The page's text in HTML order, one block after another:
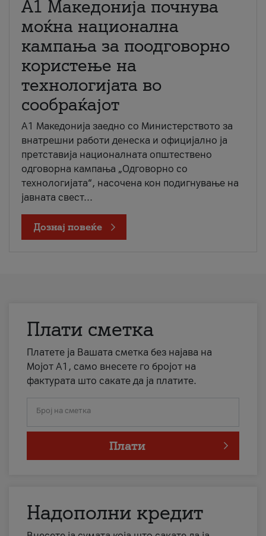
A1 Македонија почнува
моќна национална
кампања за поодговорно
користење на
технологијата во
сообраќајот
A1 Македонија заедно со Министерството за
внатрешни работи денеска и официјално ја
претставија националната општествено
одговорна кампања „Одговорно со
технологијата“, насочена кон подигнување на
јавната свест...
Дознај повеќе
Плати сметка
Платете ја Вашата сметка без најава на
Мојот А1, само внесете го бројот на
фактурата што сакате да ја платите.
Број на сметка
Плати
Надополни кредит